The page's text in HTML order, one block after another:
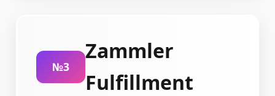
№3
Zammler
Fulfillment